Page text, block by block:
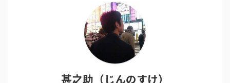
甚之助（じんのすけ）